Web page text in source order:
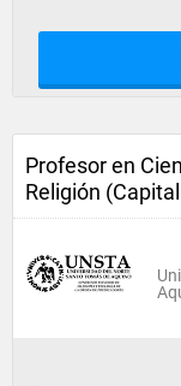
Profesor en
Religión